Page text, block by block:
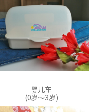
婴儿车
(0岁〜3岁)